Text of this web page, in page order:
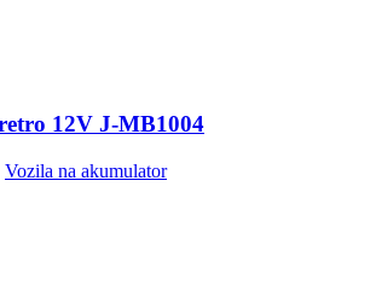
12V J-MB1004
Vozila na akumulator